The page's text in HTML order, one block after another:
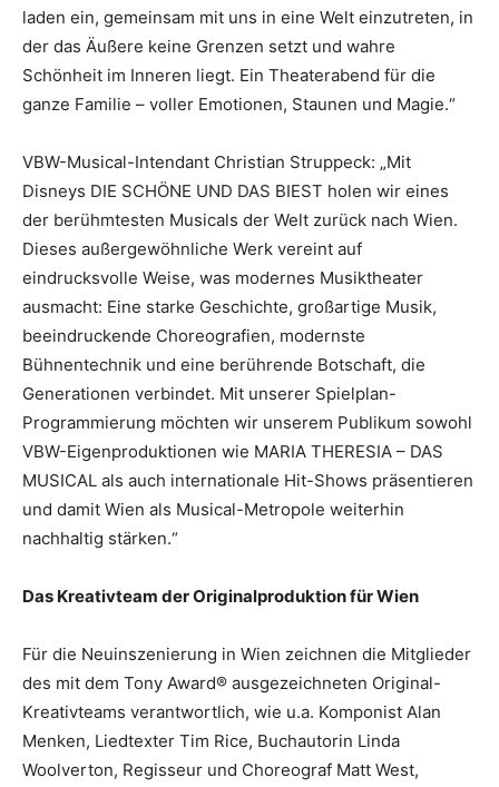
laden ein, gemeinsam mit uns in eine Welt einzutreten, in
der das Äußere keine Grenzen setzt und wahre
Schönheit im Inneren liegt. Ein Theaterabend für die
ganze Familie – voller Emotionen, Staunen und Magie.“
VBW-Musical-Intendant Christian Struppeck: „Mit
Disneys DIE SCHÖNE UND DAS BIEST holen wir eines
der berühmtesten Musicals der Welt zurück nach Wien.
Dieses außergewöhnliche Werk vereint auf
eindrucksvolle Weise, was modernes Musiktheater
ausmacht: Eine starke Geschichte, großartige Musik,
beeindruckende Choreografien, modernste
Bühnentechnik und eine berührende Botschaft, die
Generationen verbindet. Mit unserer Spielplan-
Programmierung möchten wir unserem Publikum sowohl
VBW-Eigenproduktionen wie MARIA THERESIA – DAS
MUSICAL als auch internationale Hit-Shows präsentieren
und damit Wien als Musical-Metropole weiterhin
nachhaltig stärken.“
Das Kreativteam der Originalproduktion für Wien
Für die Neuinszenierung in Wien zeichnen die Mitglieder
des mit dem Tony Award® ausgezeichneten Original-
Kreativteams verantwortlich, wie u.a. Komponist Alan
Menken, Liedtexter Tim Rice, Buchautorin Linda
Woolverton, Regisseur und Choreograf Matt West,